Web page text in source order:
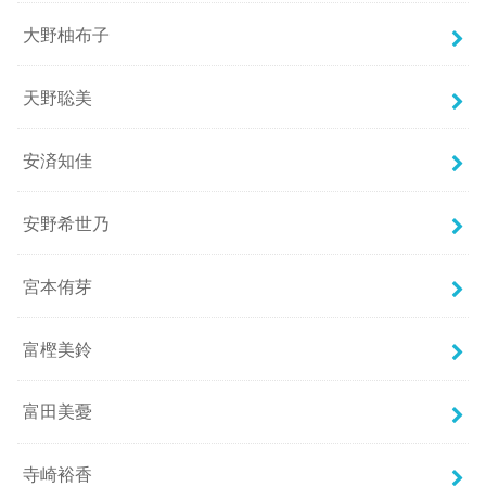
大野柚布子
天野聡美
安済知佳
安野希世乃
宮本侑芽
富樫美鈴
富田美憂
寺崎裕香